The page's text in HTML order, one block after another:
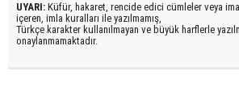
UYARI: Küfür, hakaret, rencide edici cümleler veya
içeren, imla kuralları ile yazılmamış,
Türkçe karakter kullanılmayan ve büyük harflerle
onaylanmamaktadır.